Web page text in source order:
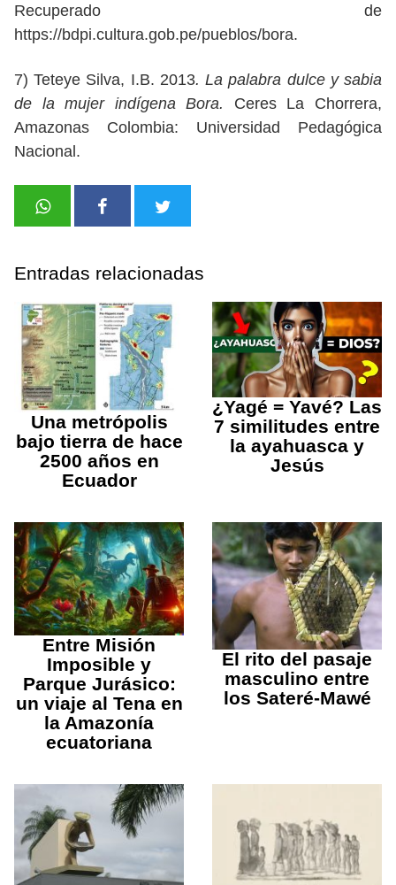
Recuperado de
https://bdpi.cultura.gob.pe/pueblos/bora.
7) Teteye Silva, I.B. 2013. La palabra dulce y sabia
de la mujer indígena Bora.
Ceres La Chorrera,
Amazonas Colombia: Universidad Pedagógica
Nacional.
Entradas relacionadas
Una metrópolis
bajo tierra de hace
2500 años en
Ecuador
¿Yagé = Yavé? Las
7 similitudes entre
la ayahuasca y
Jesús
Entre Misión
Imposible y
Parque Jurásico:
un viaje al Tena en
la Amazonía
ecuatoriana
El rito del pasaje
masculino entre
los Sateré-Mawé